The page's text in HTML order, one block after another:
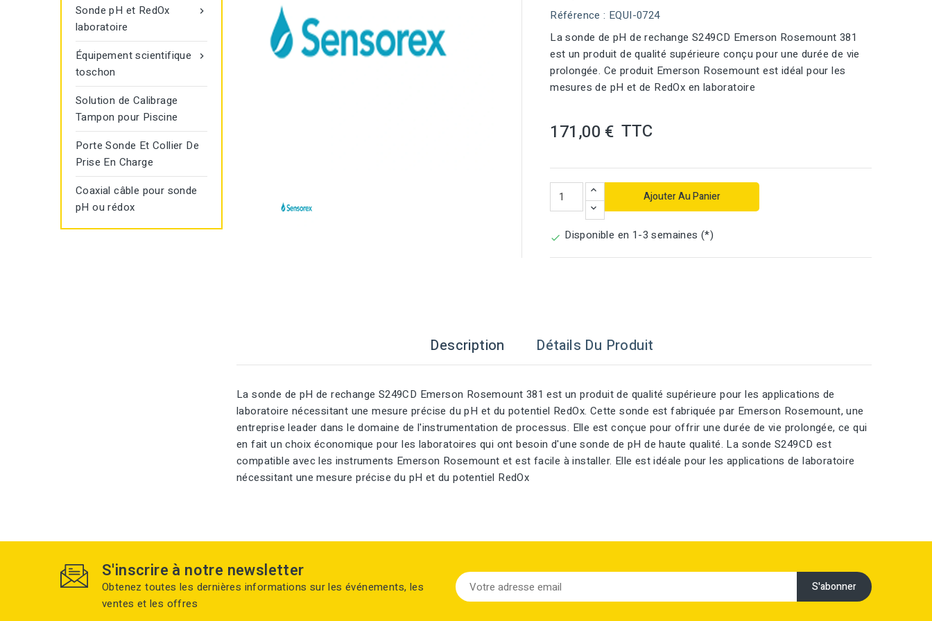

Sonde pH et RedOx
laboratoire

Équipement scientifique
toschon
Solution de Calibrage
Tampon pour Piscine
Porte Sonde Et Collier De
Prise En Charge
Coaxial câble pour sonde
pH ou rédox
Référence : EQUI-0724
La sonde de pH de rechange S249CD Emerson Rosemount 381
est un produit de qualité supérieure conçu pour une durée de vie
prolongée. Ce produit Emerson Rosemount est idéal pour les
mesures de pH et de RedOx en laboratoire
171,00 € TTC
Ajouter Au Panier
 Disponible en 1-3 semaines (*)
Description Détails Du Produit
La sonde de pH de rechange S249CD Emerson Rosemount 381 est un produit de qualité supérieure pour les applications de
laboratoire nécessitant une mesure précise du pH et du potentiel RedOx. Cette sonde est fabriquée par Emerson Rosemount, une
entreprise leader dans le domaine de l'instrumentation de processus. Elle est conçue pour offrir une durée de vie prolongée, ce qui
en fait un choix économique pour les laboratoires qui ont besoin d'une sonde de pH de haute qualité. La sonde S249CD est
compatible avec les instruments Emerson Rosemount et est facile à installer. Elle est idéale pour les applications de laboratoire
nécessitant une mesure précise du pH et du potentiel RedOx
S'inscrire à notre newsletter
Obtenez toutes les dernières informations sur les événements, les
ventes et les offres